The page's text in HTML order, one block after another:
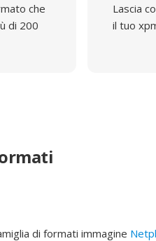
che
di 200
Lascia
il tuo
di formati immagine